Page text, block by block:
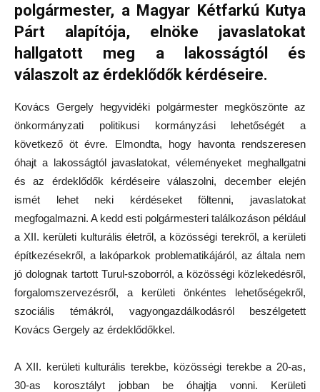
polgármester, a Magyar Kétfarkú Kutya
Párt alapítója, elnöke javaslatokat
hallgatott meg a lakosságtól és
válaszolt az érdeklődők kérdéseire.
Kovács Gergely hegyvidéki polgármester megköszönte az
önkormányzati politikusi kormányzási lehetőségét a
következő öt évre. Elmondta, hogy havonta rendszeresen
óhajt a lakosságtól javaslatokat, véleményeket meghallgatni
és az érdeklődők kérdéseire válaszolni, december elején
ismét lehet neki kérdéseket föltenni, javaslatokat
megfogalmazni. A kedd esti polgármesteri találkozáson például
a XII. kerületi kulturális életről, a közösségi terekről, a kerületi
építkezésekről, a lakóparkok problematikájáról, az általa nem
jó dolognak tartott Turul-szoborról, a közösségi közlekedésről,
forgalomszervezésről, a kerületi önkéntes lehetőségekről,
szociális témákról, vagyongazdálkodásról beszélgetett
Kovács Gergely az érdeklődőkkel.
A XII. kerületi kulturális terekbe, közösségi terekbe a 20-as,
30-as korosztályt jobban be óhajtja vonni. Kerületi